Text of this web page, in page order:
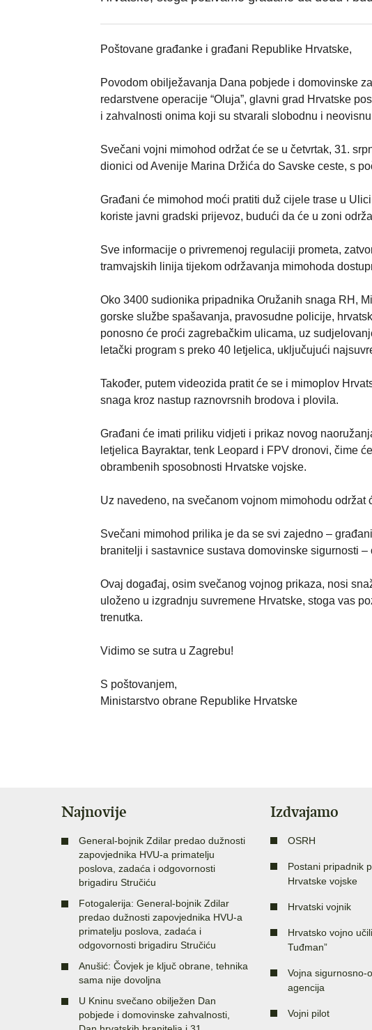
Poštovane građanke i građani Republike Hrvatske,
Povodom obilježavanja Dana pobjede i domovinske
redarstvene operacije “Oluja”, glavni grad Hrvatske
i zahvalnosti onima koji su stvarali slobodnu i
Svečani vojni mimohod održat će se u četvrtak, 31.
dionici od Avenije Marina Držića do Savske ceste, s
Građani će mimohod moći pratiti duž cijele trase u
koriste javni gradski prijevoz, budući da će u zoni
Sve informacije o privremenoj regulaciji prometa,
tramvajskih linija tijekom održavanja mimohoda
Oko 3400 sudionika pripadnika Oružanih snaga RH,
gorske službe spašavanja, pravosudne policije,
ponosno će proći zagrebačkim ulicama, uz
letački program s preko 40 letjelica, uključujući
Također, putem videozida pratit će se i mimoplov
snaga kroz nastup raznovrsnih brodova i plovila.
Građani će imati priliku vidjeti i prikaz novog
letjelica Bayraktar, tenk Leopard i FPV dronovi, čime
obrambenih sposobnosti Hrvatske vojske.
Uz navedeno, na svečanom vojnom mimohodu
Svečani mimohod prilika je da se svi zajedno –
branitelji i sastavnice sustava domovinske sigurnosti
Ovaj događaj, osim svečanog vojnog prikaza, nosi
uloženo u izgradnju suvremene Hrvatske, stoga vas
trenutka.
Vidimo se sutra u Zagrebu!
S poštovanjem,
Ministarstvo obrane Republike Hrvatske
Najnovije
General-bojnik Zdilar predao dužnosti
zapovjednika HVU-a primatelju
poslova, zadaća i odgovornosti
brigadiru Stručiću
Fotogalerija: General-bojnik Zdilar
predao dužnosti zapovjednika HVU-a
primatelju poslova, zadaća i
odgovornosti brigadiru Stručiću
Anušić: Čovjek je ključ obrane, tehnika
sama nije dovoljna
U Kninu svečano obilježen Dan
pobjede i domovinske zahvalnosti,
Izdvajamo
OSRH
Postani pripadnik
Hrvatske vojske
Hrvatski vojnik
Hrvatsko vojno
Tuđman”
Vojna sigurnosno-
agencija
Vojni pilot